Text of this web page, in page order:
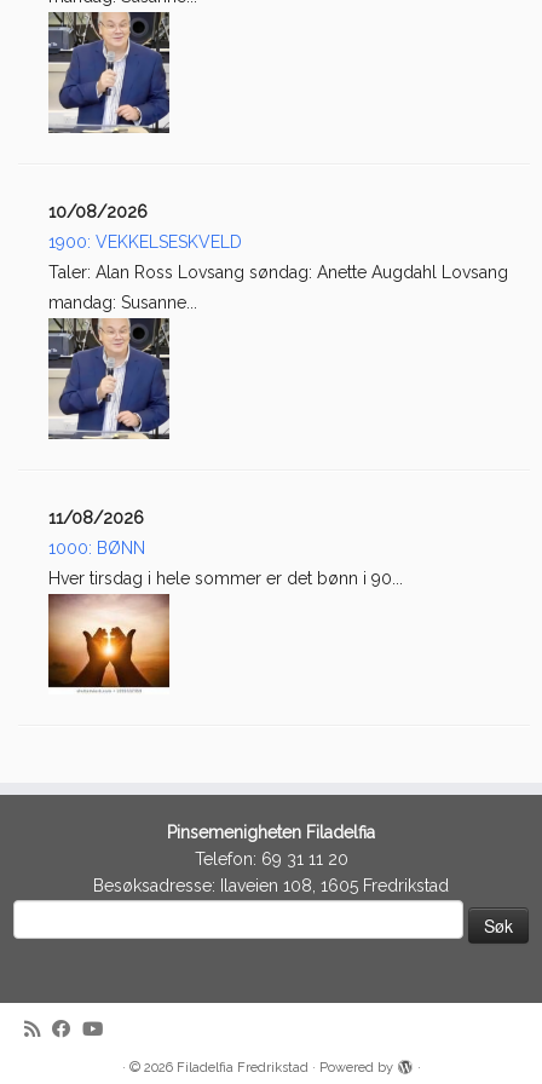
10/08/2026
1900: VEKKELSESKVELD
Taler: Alan Ross Lovsang søndag: Anette Augdahl Lovsang
mandag: Susanne...
11/08/2026
1000: BØNN
Hver tirsdag i hele sommer er det bønn i 90...
Pinsemenigheten Filadelfia
Telefon: 69 31 11 20
Besøksadresse: Ilaveien 108, 1605 Fredrikstad
etter:
· © 2026 Filadelfia Fredrikstad · Powered by ·